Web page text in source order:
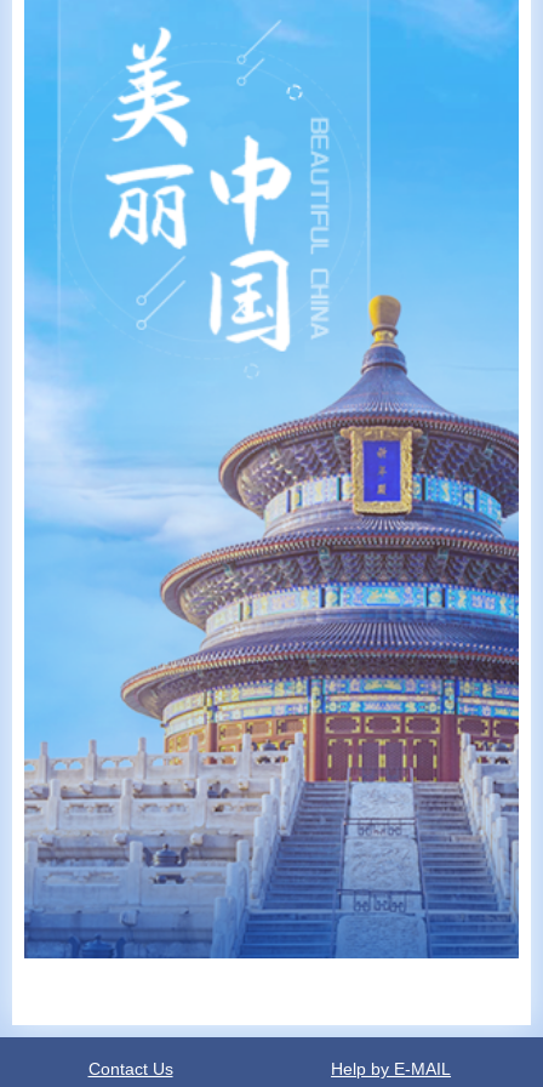
Contact Us Help by E-MAIL